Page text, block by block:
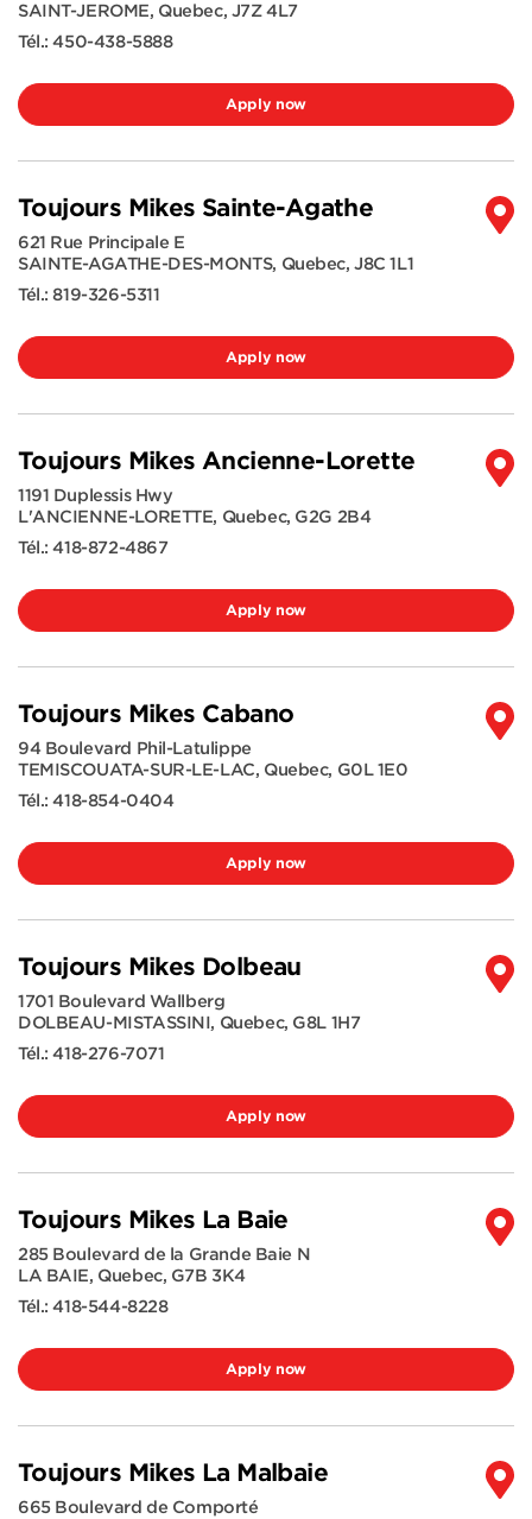
SAINT-JEROME, Quebec, J7Z 4L7
Tél.:450-438-5888
Apply now
Toujours Mikes Sainte-Agathe
621 Rue Principale E
SAINTE-AGATHE-DES-MONTS, Quebec,J8C 1L1
Tél.:819-326-5311
Apply now
Toujours Mikes Ancienne-Lorette
1191 Duplessis Hwy
L'ANCIENNE-LORETTE, Quebec, G2G 2B4
Tél.:418-872-4867
Apply now
Toujours Mikes Cabano
94 Boulevard Phil-Latulippe
TEMISCOUATA-SUR-LE-LAC, Quebec, G0L 1E0
Tél.:418-854-0404
Apply now
Toujours Mikes Dolbeau
1701 Boulevard Wallberg
DOLBEAU-MISTASSINI, Quebec, G8L 1H7
Tél.:418-276-7071
Apply now
Toujours Mikes La Baie
285 Boulevard de la Grande Baie N
LA BAIE, Quebec, G7B 3K4
Tél.:418-544-8228
Apply now
Toujours Mikes La Malbaie
665 Boulevard de Comporté